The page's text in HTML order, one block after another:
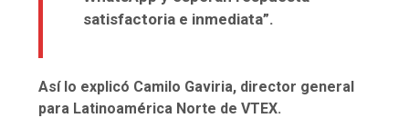
satisfactoria e inmediata”.
Así lo explicó Camilo Gaviria, director general
para Latinoamérica Norte de VTEX.